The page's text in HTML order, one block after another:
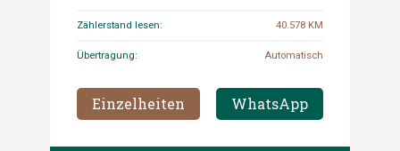
Zählerstand lesen: 40.578 KM
Übertragung: Automatisch
Einzelheiten WhatsApp